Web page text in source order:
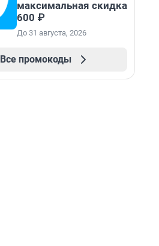
максимальная скидка
600 ₽
До 31 августа, 2026
Все промокоды